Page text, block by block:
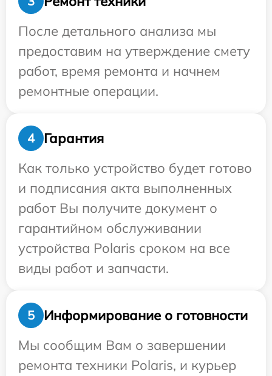
После детального анализа мы
предоставим на утверждение смету
работ, время ремонта и начнем
ремонтные операции.
4
Гарантия
Как только устройство будет готово
и подписания акта выполненных
работ Вы получите документ о
гарантийном обслуживании
устройства Polaris сроком на все
виды работ и запчасти.
5
Информирование о готовности
Мы сообщим Вам о завершении
ремонта техники Polaris, и курьер